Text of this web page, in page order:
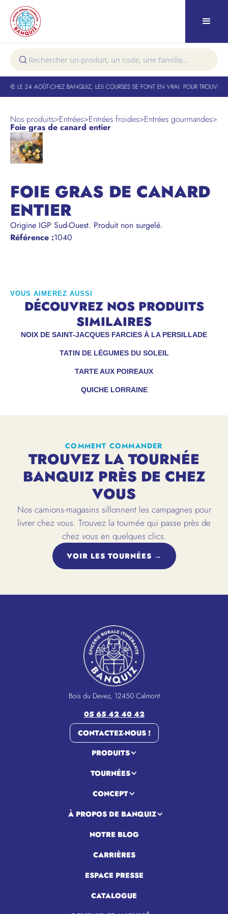
LE 24 AOÛT-CHEZ BANQUIZ, LES COURSES SE FONT EN VRAI. POUR TROUVER
Nos produits>Entrées>Entrées froides>Entrées gourmandes>
Foie gras de canard entier
FOIE GRAS DE CANARD
ENTIER
Origine IGP Sud-Ouest. Produit non surgelé.
Référence :1040
VOUS AIMEREZ AUSSI
DÉCOUVREZ NOS PRODUITS
SIMILAIRES
NOIX DE SAINT-JACQUES FARCIES À LA PERSILLADE
TATIN DE LÉGUMES DU SOLEIL
TARTE AUX POIREAUX
QUICHE LORRAINE
COMMENT COMMANDER
TROUVEZ LA TOURNÉE
BANQUIZ PRÈS DE CHEZ
VOUS
Nos camions-magasins sillonnent les campagnes pour
livrer chez vous. Trouvez la tournée qui passe près de
chez vous en quelques clics.
VOIR LES TOURNÉES →
Bois du Devez, 12450 Calmont
05 65 42 40 42
CONTACTEZ-NOUS !
PRODUITS
TOURNÉES
CONCEPT
À PROPOS DE BANQUIZ
NOTRE BLOG
CARRIÈRES
ESPACE PRESSE
CATALOGUE